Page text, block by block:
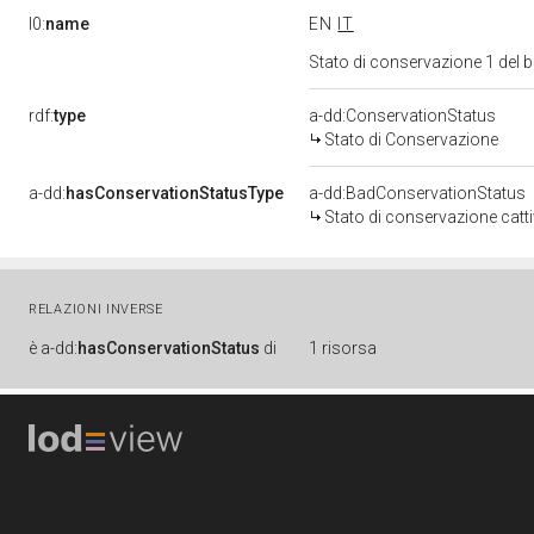
l0:name EN
IT
Stato di conservazione 1 del
rdf:type
a-dd:ConservationStatus
Stato di Conservazione
a-dd:hasConservationStatusType
a-dd:BadConservationStatus
Stato di conservazione
RELAZIONI INVERSE
è a-dd:hasConservationStatus di 1 risorsa